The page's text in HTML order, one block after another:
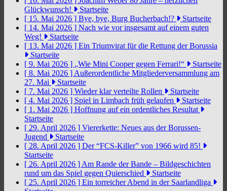
Glückwunsch!
Startseite
[ 15. Mai 2026 ] Bye, bye, Burg Bucherbach!?
Startseite
[ 14. Mai 2026 ] Nach wie vor insgesamt auf einem guten
Weg!
Startseite
[ 13. Mai 2026 ] Ein Triumvirat für die Rettung der Borussia
Startseite
[ 9. Mai 2026 ] „Wie Mini Cooper gegen Ferrari!“
Startseite
[ 8. Mai 2026 ] Außerordentliche Mitgliederversammlung am
27. Mai
Startseite
[ 7. Mai 2026 ] Wieder klar verteilte Rollen
Startseite
[ 4. Mai 2026 ] Spiel in Limbach früh gelaufen
Startseite
[ 1. Mai 2026 ] Hoffnung auf ein ordentliches Resultat
Startseite
[ 29. April 2026 ] Viererkette: Neues aus der Borussen-
Jugend
Startseite
[ 28. April 2026 ] Der “FCS-Killer” von 1966 wird 85!
Startseite
[ 26. April 2026 ] Am Rande der Bande – Bildgeschichten
rund um das Spiel gegen Quierschied
Startseite
[ 25. April 2026 ] Ein torreicher Abend in der Saarlandliga